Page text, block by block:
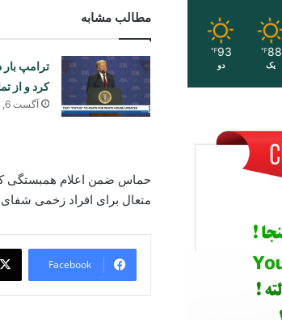
مطالب مشابه
ترامپ بار
کرد و از
آگست 6, 2026
حماس ضمن اعلام همبستگی
متعال برای افراد زخمی
Facebook
88
℉
یک
93
℉
دو